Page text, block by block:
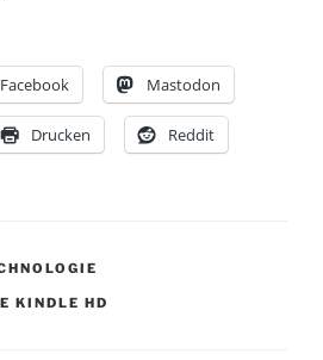
Facebook Mastodon
Drucken Reddit
KINDLE HD